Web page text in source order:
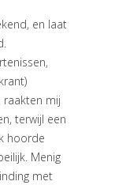
en laat
mij
terwijl een
hoorde
Menig
met